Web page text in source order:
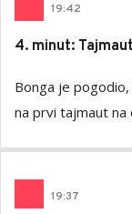
19:42
4. minut:
Bonga je
na prvi tajmaut na
19:37